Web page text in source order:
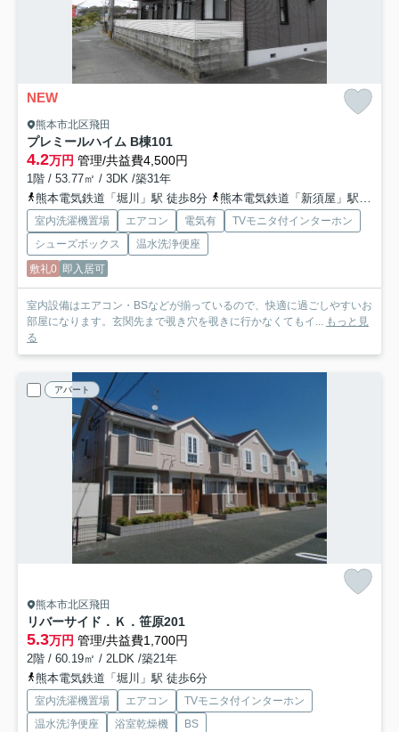
NEW
熊本市北区飛田
プレミールハイム B棟101
4.2万円 管理/共益費4,500円
1階 / 53.77㎡ / 3DK /築31年
熊本電気鉄道「堀川」駅 徒歩8分
熊本電気鉄道「新須屋」駅 徒歩13分
室内洗濯機置場 エアコン 電気有
TVモニタ付インターホン
シューズボックス
温水洗浄便座
敷礼0 即入居可
室内設備はエアコン・BSなどが揃っているので、快適に過ごしやすいお
部屋になります。玄関先まで覗き穴を覗きに行かなくてもイ... もっと見
る
アパート
熊本市北区飛田
リバーサイド．Ｋ．笹原201
5.3万円 管理/共益費1,700円
2階 / 60.19㎡ / 2LDK /築21年
熊本電気鉄道「堀川」駅 徒歩6分
室内洗濯機置場 エアコン
TVモニタ付インターホン
温水洗浄便座
浴室乾燥機
BS